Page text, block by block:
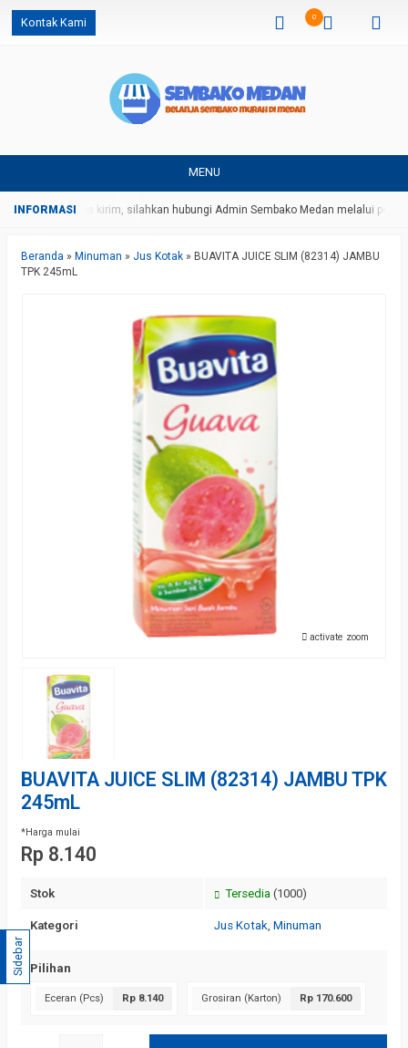
Kontak Kami 0
MENU
dan ongkos kirim, silahkan hubungi Admin Sembako Medan melalui pesan
Beranda » Minuman » Jus Kotak » BUAVITA JUICE SLIM (82314) JAMBU
TPK 245mL
activate zoom
BUAVITA JUICE SLIM (82314) JAMBU TPK
245mL
*Harga mulai
Rp 8.140
Stok Tersedia (1000)
Kategori Jus Kotak, Minuman
Pilihan
Eceran (Pcs) Rp 8.140 Grosiran (Karton) Rp 170.600
Sidebar